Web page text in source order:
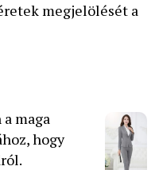
megjelölését a
maga
hogy